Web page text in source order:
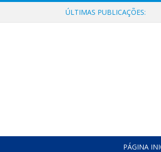
ÚLTIMAS PUBLICAÇÕES:
PÁGINA